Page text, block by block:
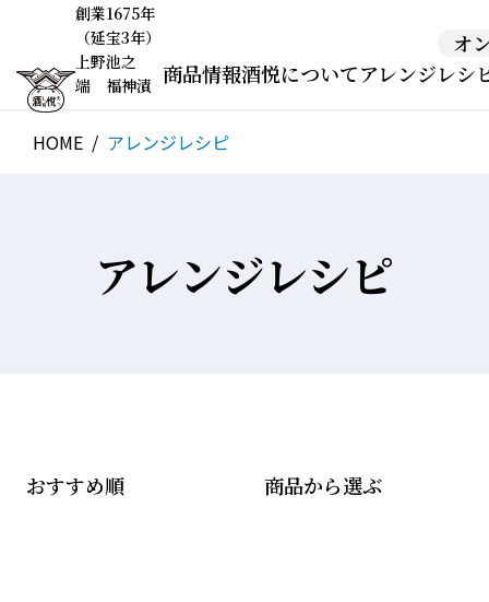
創業1675年
（延宝3年）
上野池之
端 福神漬
オ
商品情報酒悦についてアレンジレシ
HOME アレンジレシピ
アレンジレシピ
おすすめ順 商品から選ぶ